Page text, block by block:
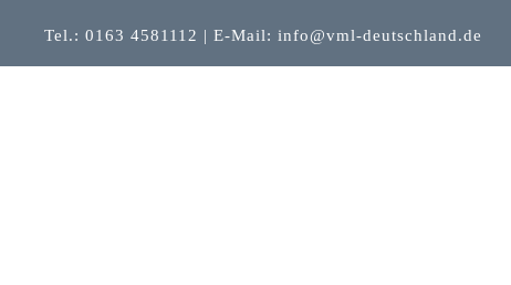
Tel.: 0163 4581112 | E-Mail: info@vml-deutschland.de